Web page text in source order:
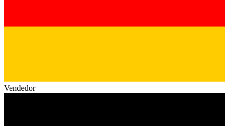
Vendedor